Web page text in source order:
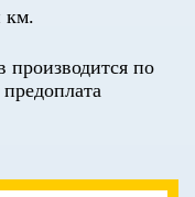
км.
производится по